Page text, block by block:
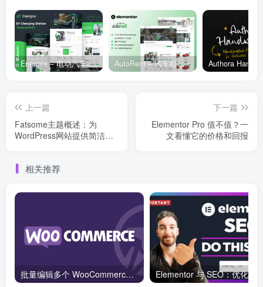
Energox – 电动汽车充电站 Elementor 模板套件 AutoRent – 汽车租赁服务 Elementor 模板套件
上一篇
Fatsome主题概述：为
WordPress网站提供简洁而
下一篇
Elementor Pro 值不值？一
文看懂它的价格和回报
相关推荐
批量编辑多个 WooCommerce 产品变体价格的 2 个方法？